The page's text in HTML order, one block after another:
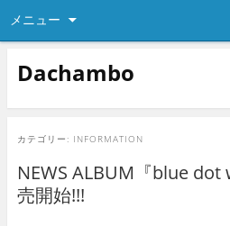
メニュー
Dachambo
カテゴリー: INFORMATION
NEWS ALBUM『blue
売開始!!!